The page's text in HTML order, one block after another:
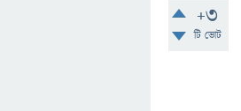
+3
টি ভোট